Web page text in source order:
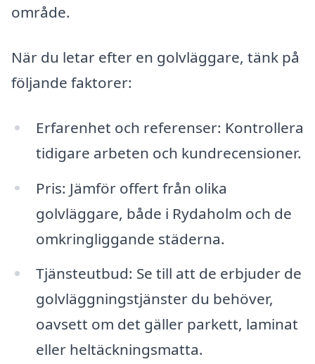
område.
När du letar efter en golvläggare, tänk på
följande faktorer:
Erfarenhet och referenser: Kontrollera
tidigare arbeten och kundrecensioner.
Pris: Jämför offert från olika
golvläggare, både i Rydaholm och de
omkringliggande städerna.
Tjänsteutbud: Se till att de erbjuder de
golvläggningstjänster du behöver,
oavsett om det gäller parkett, laminat
eller heltäckningsmatta.